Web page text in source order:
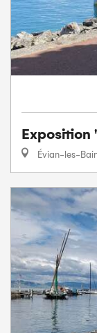
Exposition
Évian-les-